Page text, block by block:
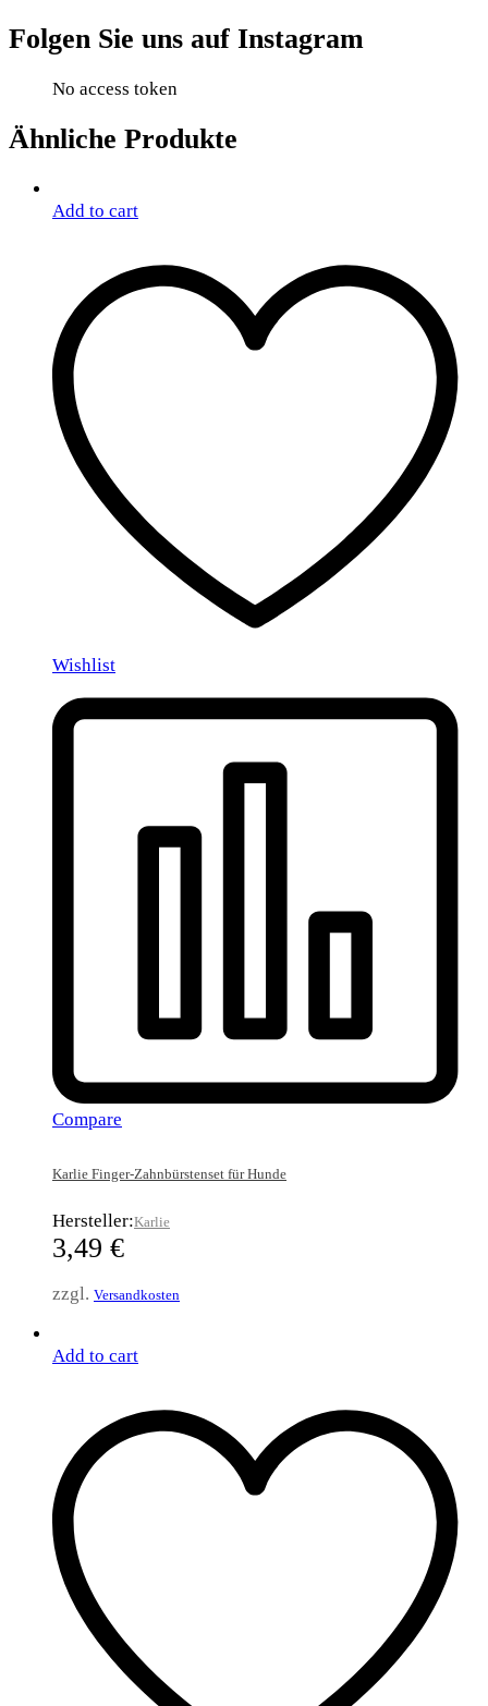
Folgen Sie uns auf Instagram
No access token
Ähnliche Produkte
Add to cart
Wishlist
Compare
Karlie Finger-Zahnbürstenset für Hunde
Hersteller:Karlie
3,49 €
zzgl. Versandkosten
Add to cart